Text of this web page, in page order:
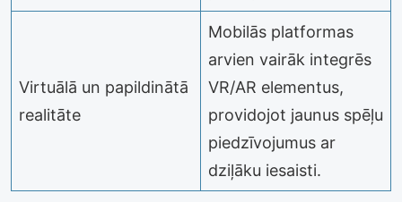
Virtuālā un papildinātā
realitāte
Mobilās platformas
arvien vairāk integrēs
VR/AR elementus,
providojot jaunus spēļu
piedzīvojumus ar
dziļāku iesaisti.